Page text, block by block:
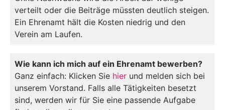
verteilt oder die Beiträge müssten deutlich steigen.
Ein Ehrenamt hält die Kosten niedrig und den
Verein am Laufen.
Wie kann ich mich auf ein Ehrenamt bewerben?
Ganz einfach: Klicken Sie hier und melden sich bei
unserem Vorstand. Falls alle Tätigkeiten besetzt
sind, werden wir für Sie eine passende Aufgabe